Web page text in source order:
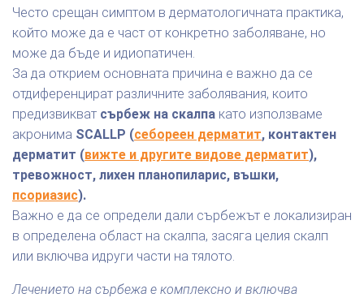
Често срещан симптом в дерматологичната практика,
който може да е част от конкретно заболяване, но
може да бъде и идиопатичен.
За да открием основната причина е важно да се
отдиференцират различните заболявания, които
предизвикват сърбеж на скалпа като използваме
акронима SCALLP (себореен дерматит, контактен
дерматит (вижте и другите видове дерматит),
тревожност, лихен планопиларис, въшки,
псориазис).
Важно е да се определи дали сърбежът е локализиран
в определена област на скалпа, засяга целия скалп
или включва идруги части на тялото.
Лечението на сърбежа е комплексно и включва